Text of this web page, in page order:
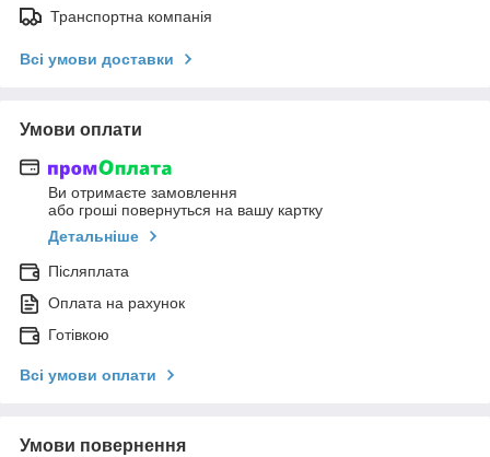
Транспортна компанія
Всі умови доставки
Умови оплати
Ви отримаєте замовлення
або гроші повернуться на вашу картку
Детальніше
Післяплата
Оплата на рахунок
Готівкою
Всі умови оплати
Умови повернення